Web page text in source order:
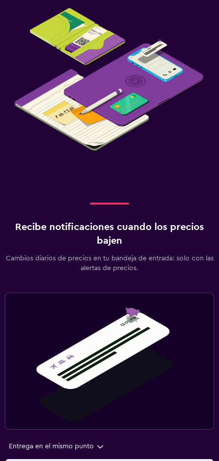
Recibe notificaciones cuando los precios
bajen
Cambios diarios de precios en tu bandeja de entrada: solo con las
alertas de precios.
Entrega en el mismo punto